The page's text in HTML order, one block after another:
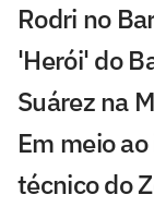
Rodri no
'Herói' do
Suárez na
Em meio
técnico do